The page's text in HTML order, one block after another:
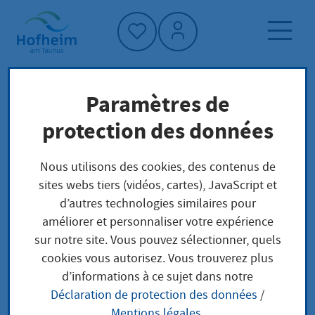
Accueil"
Page d'accueil
Trouver un service
Préoccupations locales
Fachkundenachweis Waffenhandel
Fachkundenachweis
Waffenhandel
Paramètres de
protection des données
Nous utilisons des cookies, des contenus de
sites webs tiers (vidéos, cartes), JavaScript et
d’autres technologies similaires pour
améliorer et personnaliser votre expérience
sur notre site. Vous pouvez sélectionner, quels
cookies vous autorisez. Vous trouverez plus
d’informations à ce sujet dans notre
Déclaration de protection des données /